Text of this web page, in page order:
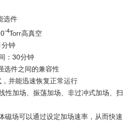
选件
-4Torr高真空
钟
：30分钟
件之间的兼容性
并能迅速恢复正常运行
加场、振荡加场、非过冲式加场、扫
场可以通过设定加场速率，从而快速